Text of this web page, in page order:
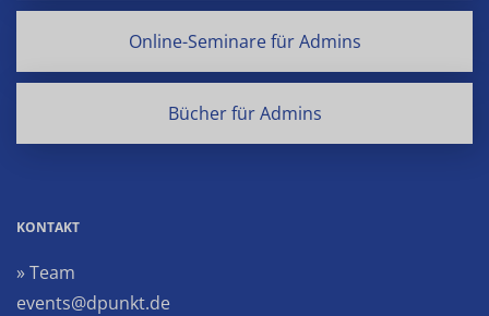
Online-Seminare für Admins
Bücher für Admins
KONTAKT
» Team
events@dpunkt.de